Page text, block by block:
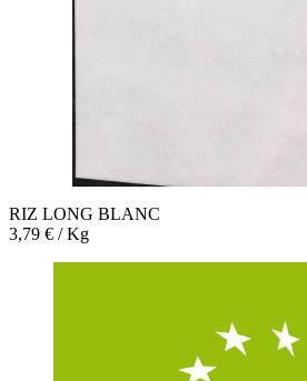
RIZ LONG BLANC
3,79 € / Kg